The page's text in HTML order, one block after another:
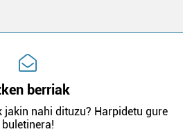
berriak
jakin nahi dituzu? Harpidetu gure
buletinera!